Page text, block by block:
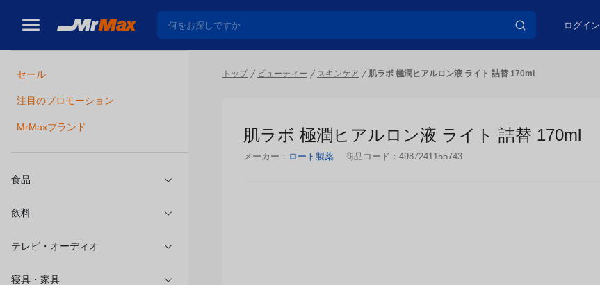
ログイン
セール
注目のプロモーション
MrMaxブランド
食品
トップ ビューティー スキンケア 肌ラボ 極潤ヒアルロン液 ライト 詰替 170ml
肌ラボ 極潤ヒアルロン液 ライト 詰替 170ml
メーカー： ロート製薬 商品コード： 4987241155743